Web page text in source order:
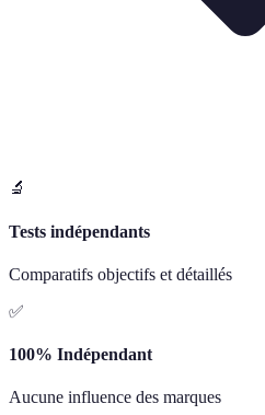
🔬
Tests indépendants
Comparatifs objectifs et détaillés
✅
100% Indépendant
Aucune influence des marques